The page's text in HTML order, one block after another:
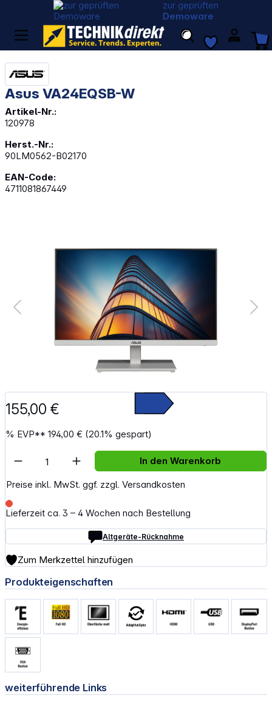
zur geprüften
Demoware
Asus VA24EQSB-W
Artikel-Nr.:
120978
Herst.-Nr.:
90LM0562-B02170
EAN-Code:
4711081867449
155,00 €
% EVP**194,00 € (20.1% gespart)
Preise inkl. MwSt. ggf. zzgl. Versandkosten
Lieferzeit ca. 3 – 4 Wochen nach Bestellung
Altgeräte-Rücknahme
Artikel Anzahl: Gib den gewünschten
In den Warenkorb
Zum Merkzettel hinzufügen
Produkteigenschaften
weiterführende Links